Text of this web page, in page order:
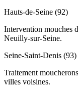
Hauts-de-Seine (92)
Intervention mouches
Neuilly-sur-Seine.
Seine-Saint-Denis (93)
Traitement
villes voisines.